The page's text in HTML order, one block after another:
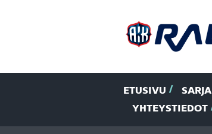
ETUSIVU SARJA
YHTEYSTIEDOT